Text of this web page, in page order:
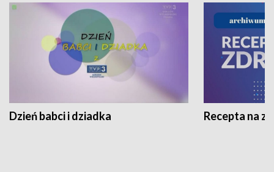
Dzień babci i dziadka Recepta na